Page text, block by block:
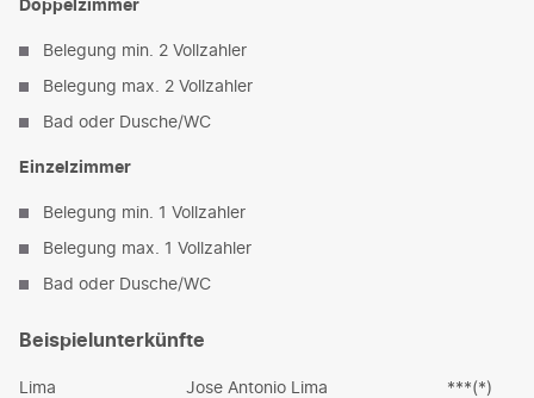
Belegung min. 2 Vollzahler
Belegung max. 2 Vollzahler
Bad oder Dusche/WC
Einzelzimmer
Belegung min. 1 Vollzahler
Belegung max. 1 Vollzahler
Bad oder Dusche/WC
Beispielunterkünfte
Lima Jose Antonio Lima ***(*)